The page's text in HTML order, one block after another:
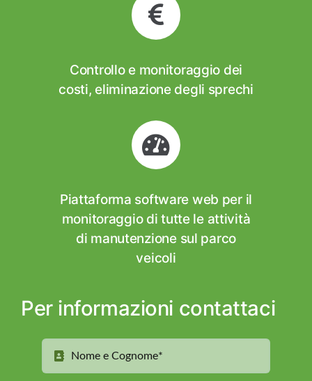
Controllo e monitoraggio dei
costi, eliminazione degli sprechi
Piattaforma software web per il
monitoraggio di tutte le attività
di manutenzione sul parco
veicoli
Per informazioni contattaci